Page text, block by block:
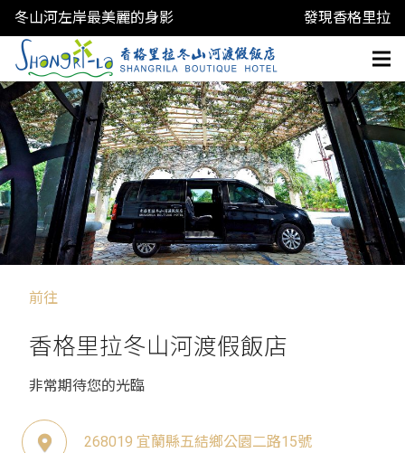
冬山河左岸最美麗的身影 發現香格里拉
前往
香格里拉冬山河渡假飯店
非常期待您的光臨
268019 宜蘭縣五結鄉公園二路15號